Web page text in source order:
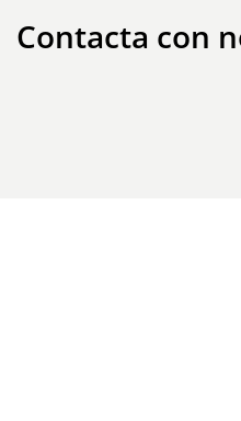
Contacta con